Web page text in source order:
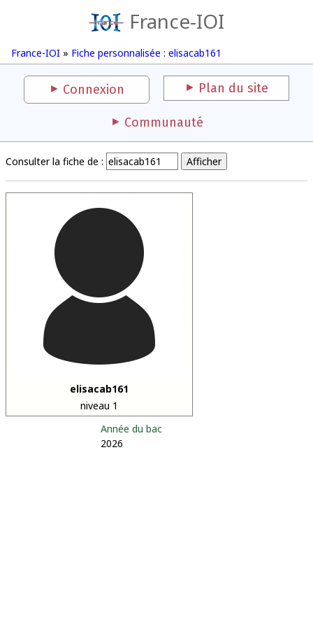
France-IOI
France-IOI » Fiche personnalisée : elisacab161
Connexion Plan du site
Communauté
Consulter la fiche de :
elisacab161
niveau 1
Année du bac
2026